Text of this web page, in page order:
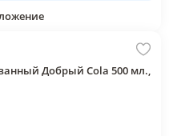
Добрый Cola 500 мл.,